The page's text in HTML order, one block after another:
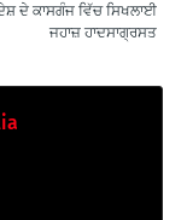
ਦੇ ਕਾਸਗੰਜ ਵਿੱਚ ਸਿਖਲਾਈ
ਜਹਾਜ਼ ਹਾਦਸਾਗ੍ਰਸਤ